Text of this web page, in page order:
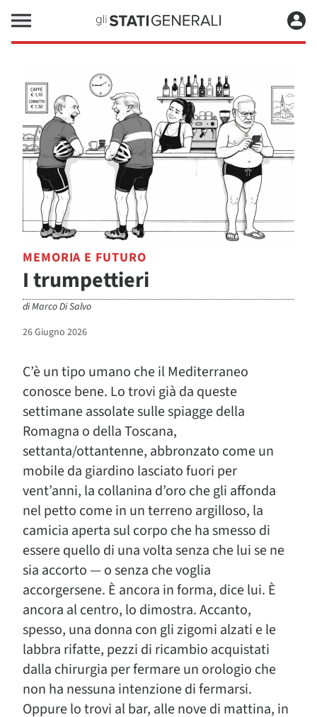
MEMORIA E FUTURO
I trumpettieri
diMarco Di Salvo
26 Giugno 2026
C’è un tipo umano che il Mediterraneo
conosce bene. Lo trovi già da queste
settimane assolate sulle spiagge della
Romagna o della Toscana,
settanta/ottantenne, abbronzato come un
mobile da giardino lasciato fuori per
vent’anni, la collanina d’oro che gli affonda
nel petto come in un terreno argilloso, la
camicia aperta sul corpo che ha smesso di
essere quello di una volta senza che lui se ne
sia accorto — o senza che voglia
accorgersene. È ancora in forma, dice lui. È
ancora al centro, lo dimostra. Accanto,
spesso, una donna con gli zigomi alzati e le
labbra rifatte, pezzi di ricambio acquistati
dalla chirurgia per fermare un orologio che
non ha nessuna intenzione di fermarsi.
Oppure lo trovi al bar, alle nove di mattina, in